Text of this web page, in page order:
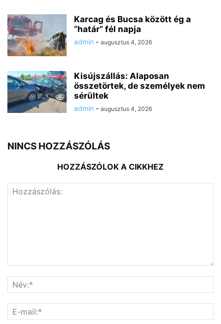
Karcag és Bucsa között ég a
“határ” fél napja
admin - augusztus 4, 2026
Kisújszállás: Alaposan
összetörtek, de személyek nem
sérültek
admin - augusztus 4, 2026
NINCS HOZZÁSZÓLÁS
HOZZÁSZÓLOK A CIKKHEZ